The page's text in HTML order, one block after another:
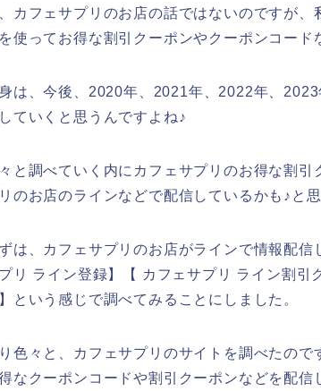
カフェサプリのお店の話ではないのですが
使ってお得な割引クーポンやクーポンコード
は、今後、2020年、2021年、2022年、
ていくと思うんですよね♪
と調べていく内にカフェサプリのお得な割引
のお店のラインなどで配信しているかも♪と思
は、カフェサプリのお店がラインで情報配信
プリ ライン登録】【 カフェサプリ ライン割
という感じで調べてみることにしました。
色々と、カフェサプリのサイトを調べたので
なクーポンコードや割引クーポンなどを配